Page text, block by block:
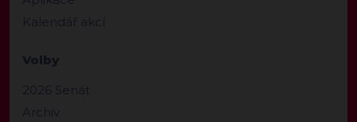
Kalendář akcí
Volby
2026 Senát
Archiv